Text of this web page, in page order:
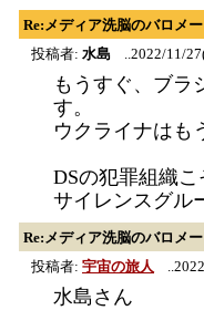
Re:メディア洗脳のバロメ
投稿者: 水島 ..2022/11/
もうすぐ、ブラ
す。
ウクライナはも
DSの犯罪組織
サイレンスグル
Re:メディア洗脳のバロメ
投稿者: 宇宙の旅人
水島さん